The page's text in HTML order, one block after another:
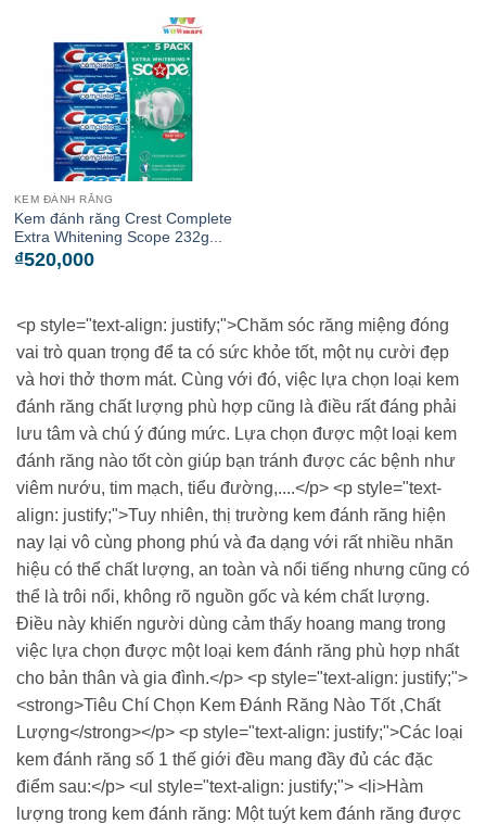
KEM ĐÁNH RĂNG
Kem đánh răng Crest Complete
Extra Whitening Scope 232g...
₫520,000
<p style="text-align: justify;">Chăm sóc răng miệng đóng
vai trò quan trọng để ta có sức khỏe tốt, một nụ cười đẹp
và hơi thở thơm mát. Cùng với đó, việc lựa chọn loại kem
đánh răng chất lượng phù hợp cũng là điều rất đáng phải
lưu tâm và chú ý đúng mức. Lựa chọn được một loại kem
đánh răng nào tốt còn giúp bạn tránh được các bệnh như
viêm nướu, tim mạch, tiểu đường,....</p> <p style="text-
align: justify;">Tuy nhiên, thị trường kem đánh răng hiện
nay lại vô cùng phong phú và đa dạng với rất nhiều nhãn
hiệu có thể chất lượng, an toàn và nổi tiếng nhưng cũng có
thể là trôi nổi, không rõ nguồn gốc và kém chất lượng.
Điều này khiến người dùng cảm thấy hoang mang trong
việc lựa chọn được một loại kem đánh răng phù hợp nhất
cho bản thân và gia đình.</p> <p style="text-align: justify;">
<strong>Tiêu Chí Chọn Kem Đánh Răng Nào Tốt ,Chất
Lượng</strong></p> <p style="text-align: justify;">Các loại
kem đánh răng số 1 thế giới đều mang đầy đủ các đặc
điểm sau:</p> <ul style="text-align: justify;"> <li>Hàm
lượng trong kem đánh răng: Một tuýt kem đánh răng được